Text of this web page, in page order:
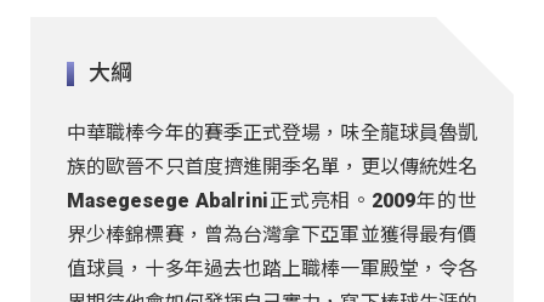
大綱
中華職棒今年的賽季正式登場，味全龍球員魯凱
族的歐晉不只首度擠進開季名單，更以傳統姓名
Masegesege Abalrini正式亮相。2009年的世
界少棒錦標賽，曾為台灣拿下亞軍並獲得最有價
值球員，十多年過去也踏上職棒一軍殿堂，令各